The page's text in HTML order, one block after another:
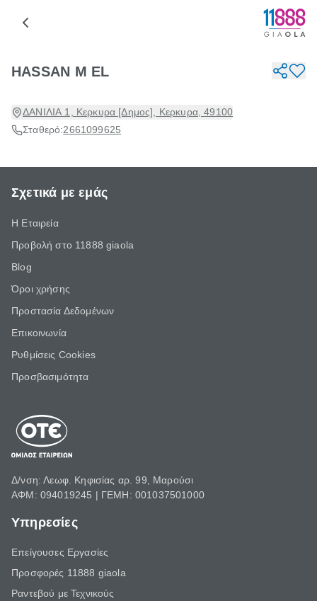
HASSAN M EL
ΔΑΝΙΛΙΑ 1, Κερκυρα [Δημος], Κερκυρα, 49100
Σταθερό:2661099625
Σχετικά με εμάς
Η Εταιρεία
Προβολή στο 11888 giaola
Blog
Όροι χρήσης
Προστασία Δεδομένων
Επικοινωνία
Ρυθμίσεις Cookies
Προσβασιμότητα
Δ/νση: Λεωφ. Κηφισίας αρ. 99, Μαρούσι
ΑΦΜ: 094019245 | ΓΕΜΗ: 001037501000
Υπηρεσίες
Επείγουσες Εργασίες
Προσφορές 11888 giaola
Ραντεβού με Τεχνικούς